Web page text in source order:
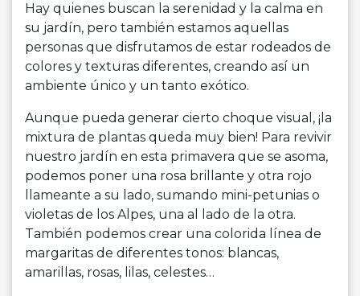
Hay quienes buscan la serenidad y la calma en
su jardín, pero también estamos aquellas
personas que disfrutamos de estar rodeados de
colores y texturas diferentes, creando así un
ambiente único y un tanto exótico.
Aunque pueda generar cierto choque visual, ¡la
mixtura de plantas queda muy bien! Para revivir
nuestro jardín en esta primavera que se asoma,
podemos poner una rosa brillante y otra rojo
llameante a su lado, sumando mini-petunias o
violetas de los Alpes, una al lado de la otra.
También podemos crear una colorida línea de
margaritas de diferentes tonos: blancas,
amarillas, rosas, lilas, celestes…